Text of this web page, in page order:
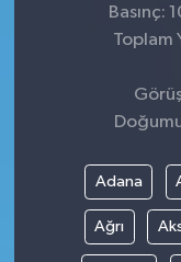
Basınç:
Toplam
Adana
Ağrı
ULUSAL